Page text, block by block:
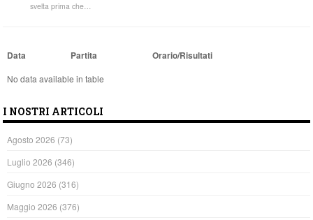
svelta prima che…
Data Partita Orario/Risultati
No data available in table
I NOSTRI ARTICOLI
Agosto 2026 (73)
Luglio 2026 (346)
Giugno 2026 (316)
Maggio 2026 (376)